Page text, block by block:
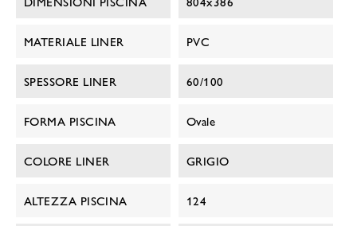
MATERIALE LINER PVC
SPESSORE LINER 60/100
FORMA PISCINA Ovale
COLORE LINER GRIGIO
ALTEZZA PISCINA 124